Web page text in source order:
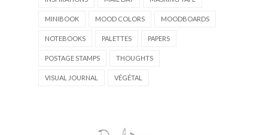
MINIBOOK MOOD COLORS MOODBOARDS
NOTEBOOKS PALETTES PAPERS
POSTAGE STAMPS THOUGHTS
VISUAL JOURNAL VÉGÉTAL